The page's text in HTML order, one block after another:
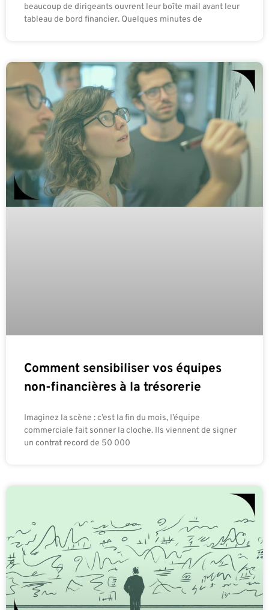
beaucoup de dirigeants ouvrent leur boîte mail avant leur
tableau de bord financier. Quelques minutes de
Comment sensibiliser vos équipes
non-financières à la trésorerie
Imaginez la scène : c’est la fin du mois, l’équipe
commerciale fait sonner la cloche. Ils viennent de signer
un contrat record de 50 000